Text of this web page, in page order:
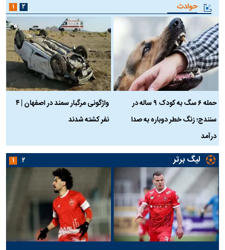
حوادث
حمله ۶ سگ به کودک ۹ ساله در
سنندج؛ زنگ خطر دوباره به صدا
درآمد
واژگونی مرگبار سمند در اصفهان | ۴
نفر کشته شدند
۱ ۲
لیگ برتر ۱ ۲